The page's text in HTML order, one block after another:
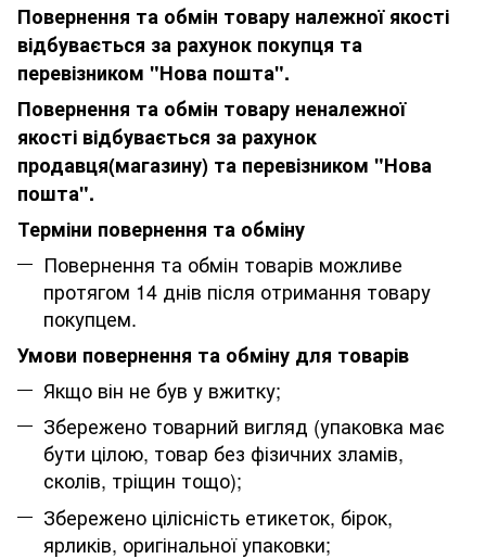
Повернення та обмін товару належної якості
відбувається за рахунок покупця та
перевізником "Нова пошта".
Повернення та обмін товару неналежної
якості відбувається за рахунок
продавця(магазину) та перевізником "Нова
пошта".
Терміни повернення та обміну
Повернення та обмін товарів можливе
протягом 14 днів після отримання товару
покупцем.
Умови повернення та обміну для товарів
Якщо він не був у вжитку;
Збережено товарний вигляд (упаковка має
бути цілою, товар без фізичних зламів,
сколів, тріщин тощо);
Збережено цілісність етикеток, бірок,
ярликів, оригінальної упаковки;